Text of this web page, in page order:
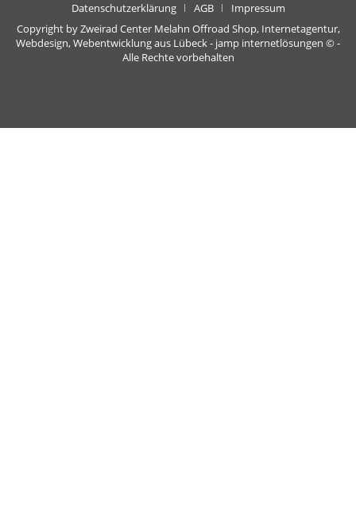
Datenschutzerklärung
AGB
Impressum
Copyright by Zweirad Center Melahn Offroad Shop, Internetagentur,
Webdesign, Webentwicklung aus Lübeck - jamp internetlösungen © -
Alle Rechte vorbehalten